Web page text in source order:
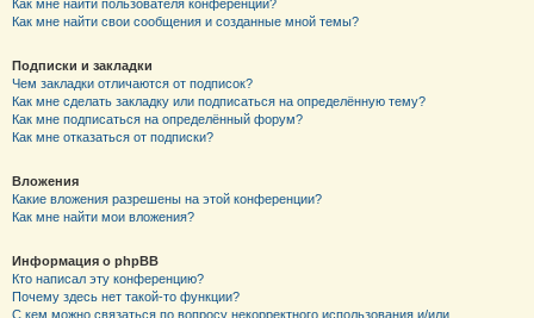
Как мне найти пользователя конференции?
Как мне найти свои сообщения и созданные мной темы?
Подписки и закладки
Чем закладки отличаются от подписок?
Как мне сделать закладку или подписаться на определённую тему?
Как мне подписаться на определённый форум?
Как мне отказаться от подписки?
Вложения
Какие вложения разрешены на этой конференции?
Как мне найти мои вложения?
Информация о phpBB
Кто написал эту конференцию?
Почему здесь нет такой-то функции?
С кем можно связаться по вопросу некорректного использования и/или